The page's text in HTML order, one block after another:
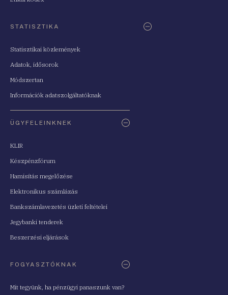
STATISZTIKA
Statisztikai közlemények
Adatok, idősorok
Módszertan
Információk adatszolgáltatóknak
ÜGYFELEINKNEK
KLIR
Készpénzfórum
Hamisítás megelőzése
Elektronikus számlázás
Bankszámlavezetés üzleti feltételei
Jegybanki tenderek
Beszerzési eljárások
FOGYASZTÓKNAK
Mit tegyünk, ha pénzügyi panaszunk van?